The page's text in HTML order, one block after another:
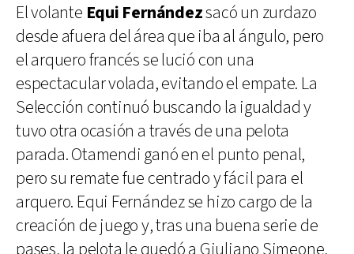
El volante Equi Fernándezsacó un zurdazo
desde afuera del área que iba al ángulo, pero
el arquero francés se lució con una
espectacular volada, evitando el empate. La
Selección continuó buscando la igualdad y
tuvo otra ocasión a través de una pelota
parada. Otamendi ganó en el punto penal,
pero su remate fue centrado y fácil para el
arquero. Equi Fernández se hizo cargo de la
creación de juego y, tras una buena serie de
pases, la pelota le quedó a Giuliano Simeone,